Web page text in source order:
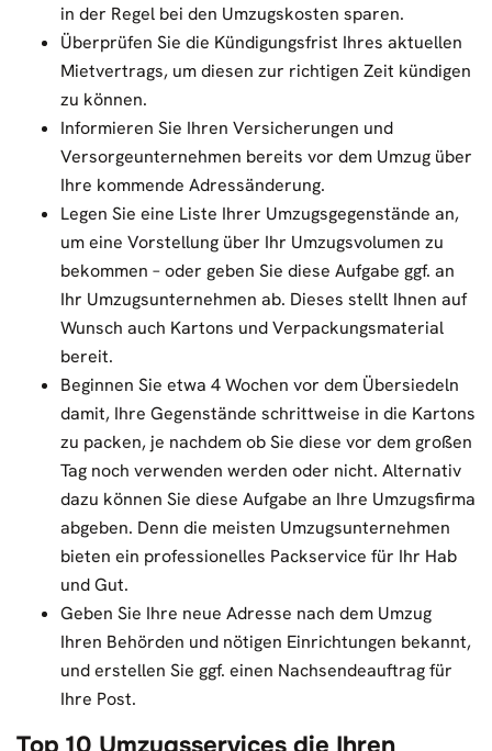
in der Regel bei den Umzugskosten sparen.
Überprüfen Sie die Kündigungsfrist Ihres aktuellen
Mietvertrags, um diesen zur richtigen Zeit kündigen
zu können.
Informieren Sie Ihren Versicherungen und
Versorgeunternehmen bereits vor dem Umzug über
Ihre kommende Adressänderung.
Legen Sie eine Liste Ihrer Umzugsgegenstände an,
um eine Vorstellung über Ihr Umzugsvolumen zu
bekommen – oder geben Sie diese Aufgabe ggf. an
Ihr Umzugsunternehmen ab. Dieses stellt Ihnen auf
Wunsch auch Kartons und Verpackungsmaterial
bereit.
Beginnen Sie etwa 4 Wochen vor dem Übersiedeln
damit, Ihre Gegenstände schrittweise in die Kartons
zu packen, je nachdem ob Sie diese vor dem großen
Tag noch verwenden werden oder nicht. Alternativ
dazu können Sie diese Aufgabe an Ihre Umzugsfirma
abgeben. Denn die meisten Umzugsunternehmen
bieten ein professionelles Packservice für Ihr Hab
und Gut.
Geben Sie Ihre neue Adresse nach dem Umzug
Ihren Behörden und nötigen Einrichtungen bekannt,
und erstellen Sie ggf. einen Nachsendeauftrag für
Ihre Post.